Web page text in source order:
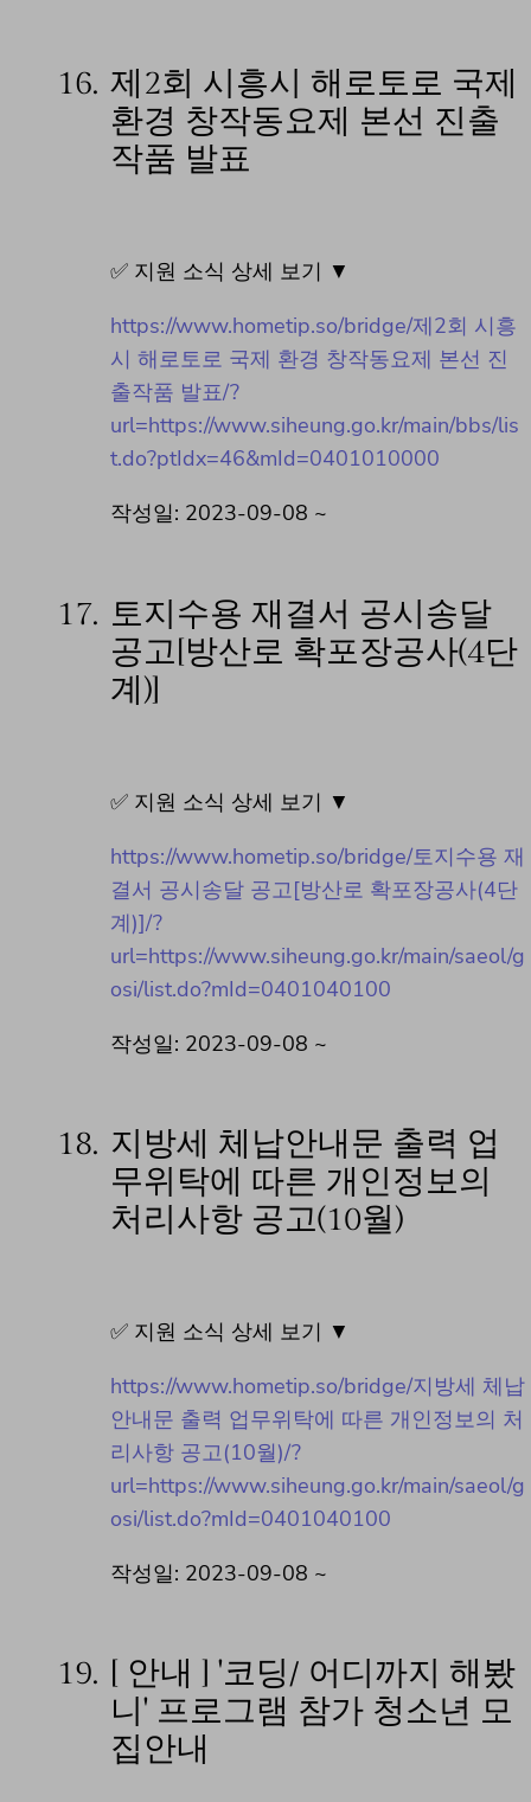
16. 제2회 시흥시 해로토로 국제
환경 창작동요제 본선 진출
작품 발표
✅ 지원 소식 상세 보기 ▼
https://www.hometip.so/bridge/제2회 시흥
시 해로토로 국제 환경 창작동요제 본선 진
출작품 발표/?
url=https://www.siheung.go.kr/main/bbs/lis
t.do?ptIdx=46&mId=0401010000
작성일: 2023-09-08 ~
17. 토지수용 재결서 공시송달
공고[방산로 확포장공사(4단
계)]
✅ 지원 소식 상세 보기 ▼
https://www.hometip.so/bridge/토지수용 재
결서 공시송달 공고[방산로 확포장공사(4단
계)]/?
url=https://www.siheung.go.kr/main/saeol/g
osi/list.do?mId=0401040100
작성일: 2023-09-08 ~
18. 지방세 체납안내문 출력 업
무위탁에 따른 개인정보의
처리사항 공고(10월)
✅ 지원 소식 상세 보기 ▼
https://www.hometip.so/bridge/지방세 체납
안내문 출력 업무위탁에 따른 개인정보의 처
리사항 공고(10월)/?
url=https://www.siheung.go.kr/main/saeol/g
osi/list.do?mId=0401040100
작성일: 2023-09-08 ~
19. [ 안내 ] '코딩/ 어디까지 해봤
니' 프로그램 참가 청소년 모
집안내